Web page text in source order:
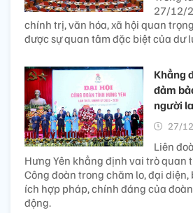
27/12/
chính trị, văn hóa, xã hội quan
được sự quan tâm đặc biệt của dư
Khẳng
đảm
người
27/
Liên
Hưng Yên khẳng định vai trò quan
Công đoàn trong chăm lo, đại diện,
ích hợp pháp, chính đáng của
động.